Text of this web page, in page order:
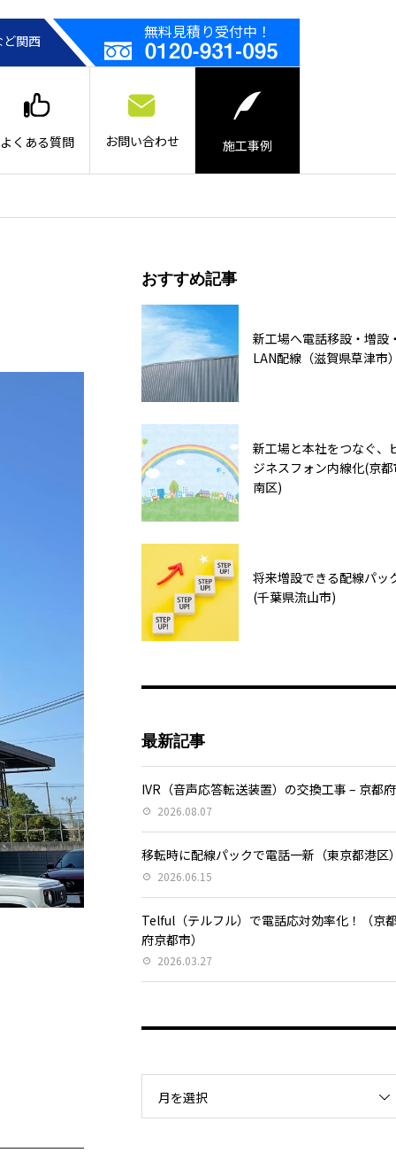
関西 無料見積り受付中！
よくある質問 お問い合わせ 施工事例
おすすめ記事
新工場へ電話移設・増設
LAN配線（滋賀県草津市
新工場と本社をつなぐ、
ジネスフォン内線化(京
南区)
将来増設できる配線パッ
(千葉県流山市)
最新記事
IVR（音声応答転送装置）の交換工事 – 京都府
2026.08.07
移転時に配線パックで電話一新（東京都港区
2026.06.15
Telful（テルフル）で電話応対効率化！（京
府京都市）
2026.03.27
月を選択